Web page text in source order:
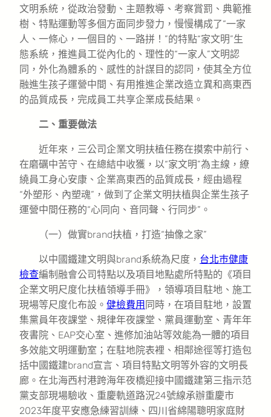
文明系統，從政治發動、主題教導、考察賞罰、典範推
樹、特點運動等多個方面同步發力，慢慢構成了“一家
人、一條心，一個目的、一路拼！”的特點“家文明”生
態系統，推進員工從內化的、理性的“一家人”文明認
同，外化為體系的、感性的計謀目的認同，使其全方位
融進生孩子運營中間、有用推進企業改造立異和高東西
的品質成長，完成員工共享企業成長結果。
二、重要做法
近年來，三公司企業文明扶植任務在摸索中前行、
在磨礪中苦守、在總結中收獲，以“家文明”為主線，繚
繞員工身心安康、企業高東西的品質成長，經由過程
“外塑形、內塑魂”，做到了企業文明扶植與企業生孩子
運營中間任務的“心同向、音同聲、行同步”。
（一）做實brand扶植，打造“抽像之家”
以中國鐵建文明與brand系統為尺度， 台北巿健康
檢查編制融會公司特點以及項目地點處所特點的《項目
企業文明尺度化扶植領導手冊》，領導項目駐地、施工
現場等尺度化布設。 健檢費用 同時，在項目駐地，設置
集黨員年夜課堂、規律年夜課堂、黨員運動室、青年年
夜書院、EAP交心室、進修加油站等效能為一體的項目
多效能文明運動室；在駐地院表裡、相鄰途徑等打造包
括中國鐵建brand宣言、項目特點文明等外容的文明長
廊。在北海西村港跨海年夜橋迎接中國鐵建第三指示范
黨支部現場驗收、重慶軌道路況24號線承辦重慶市
2023年度平安應急練習訓練、四川省綿陽聰明家庭財